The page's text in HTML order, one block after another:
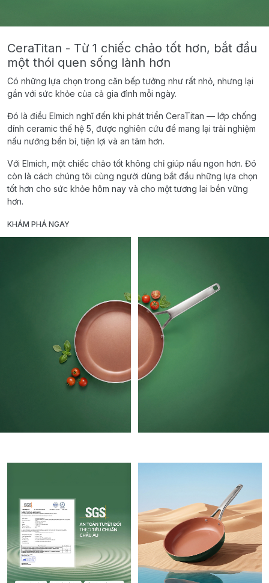
CeraTitan - Từ 1 chiếc chảo tốt hơn, bắt đầu
một thói quen sống lành hơn
Có những lựa chọn trong căn bếp tưởng như rất nhỏ, nhưng lại
gắn với sức khỏe của cả gia đình mỗi ngày.
Đó là điều Elmich nghĩ đến khi phát triển CeraTitan — lớp chống
dính ceramic thế hệ 5, được nghiên cứu để mang lại trải nghiệm
nấu nướng bền bỉ, tiện lợi và an tâm hơn.
Với Elmich, một chiếc chảo tốt không chỉ giúp nấu ngon hơn. Đó
còn là cách chúng tôi cùng người dùng bắt đầu những lựa chọn
tốt hơn cho sức khỏe hôm nay và cho một tương lai bền vững
hơn.
KHÁM PHÁ NGAY